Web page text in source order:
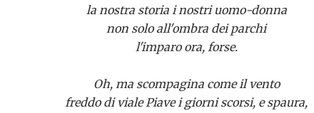
la nostra storia i nostri uomo-donna
non solo all'ombra dei parchi
l'imparo ora, forse.
Oh, ma scompagina come il vento
freddo di viale Piave i giorni scorsi, e spaura,